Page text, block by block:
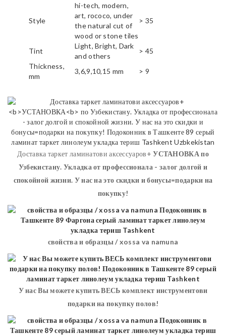
Style
hi-tech, modern,
art, rococo, under
the natural cut of
wood or stone tiles
> 35
Tint
Light, Bright, Dark
and others
> 45
Thickness,
mm
3,6,9,10,15 mm > 9
Доставка таркет ламинатови аксессуаров+УСТАНОВКАпо
Узбекистану. Укладка от профессионала - залог долгой и
спокойной жизни. У нас на это скидки и бонусы=подарки на
покупку!
свойства и образцы / xossa va namuna
У нас Вы можете купить ВЕСЬ комплект инструментови
подарки на покупку полов!